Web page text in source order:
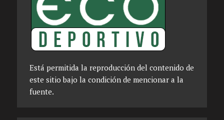
Está permitida la reproducción del contenido de
este sitio bajo la condición de mencionar a la
fuente.